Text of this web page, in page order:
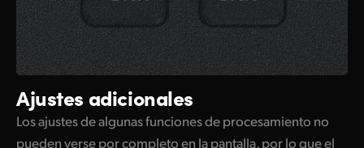
Ajustes adicionales
Los ajustes de algunas funciones de procesamiento no
pueden verse por completo en la pantalla, por lo que el